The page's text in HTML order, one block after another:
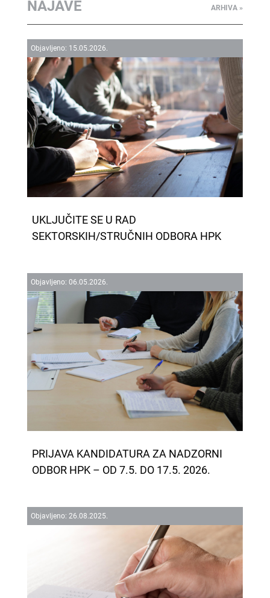
NAJAVE ARHIVA »
Objavljeno: 15.05.2026.
UKLJUČITE SE U RAD
SEKTORSKIH/STRUČNIH ODBORA HPK
Objavljeno: 06.05.2026.
PRIJAVA KANDIDATURA ZA NADZORNI
ODBOR HPK – OD 7.5. DO 17.5. 2026.
Objavljeno: 26.08.2025.